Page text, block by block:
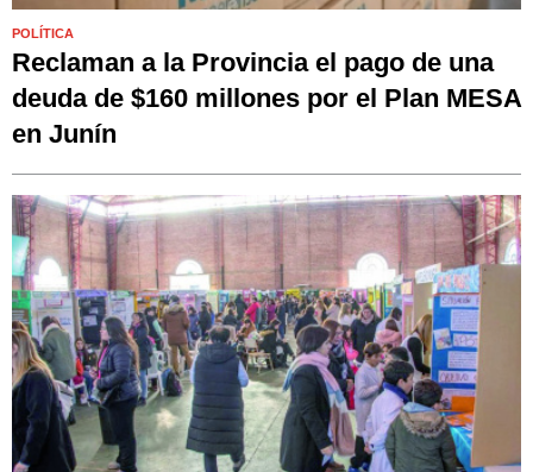
POLÍTICA
Reclaman a la Provincia el pago de una
deuda de $160 millones por el Plan MESA
en Junín